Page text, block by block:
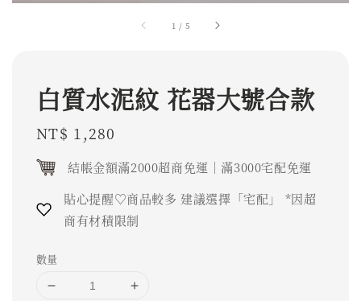
1 / 5
白質水泥紋 花器大號合款
Regular
price
NT$ 1,280
結帳金額滿2000超商免運｜滿3000宅配免運
貼心提醒♡商品較多 建議選擇「宅配」 *因超
商有材積限制
數量